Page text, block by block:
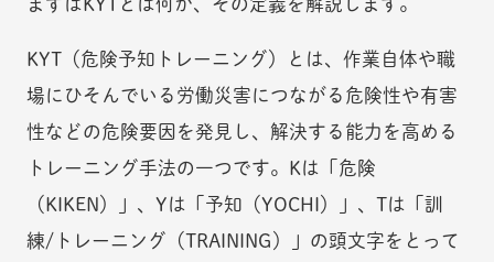
KYT（危険予知トレーニング）とは、作業自体や職
場にひそんでいる労働災害につながる危険性や有害
性などの危険要因を発見し、解決する能力を高める
トレーニング手法の一つです。Kは「危険
（KIKEN）」、Yは「予知（YOCHI）」、Tは「訓
練/トレーニング（TRAINING）」の頭文字をとって